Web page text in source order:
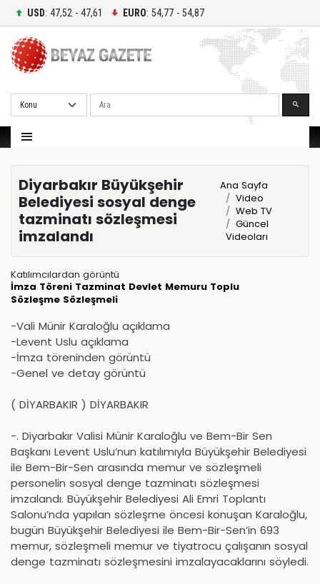
USD: 47,52 - 47,61 EURO: 54,77 - 54,87
Ara
Diyarbakır Büyükşehir
Belediyesi sosyal denge
tazminatı sözleşmesi
imzalandı
Ana Sayfa
Video
Web TV
Güncel
Videoları
Katılımcılardan görüntü
İmza Töreni Tazminat Devlet Memuru Toplu
Sözleşme Sözleşmeli
-Vali Münir Karaloğlu açıklama
-Levent Uslu açıklama
-İmza töreninden görüntü
-Genel ve detay görüntü
( DİYARBAKIR ) DİYARBAKIR
-. Diyarbakır Valisi Münir Karaloğlu ve Bem-Bir Sen
Başkanı Levent Uslu’nun katılımıyla Büyükşehir Belediyesi
ile Bem-Bir-Sen arasında memur ve sözleşmeli
personelin sosyal denge tazminatı sözleşmesi
imzalandı. Büyükşehir Belediyesi Ali Emri Toplantı
Salonu’nda yapılan sözleşme öncesi konuşan Karaloğlu,
bugün Büyükşehir Belediyesi ile Bem-Bir-Sen’in 693
memur, sözleşmeli memur ve tiyatrocu çalışanın sosyal
denge tazminatı sözleşmesini imzalayacaklarını söyledi.